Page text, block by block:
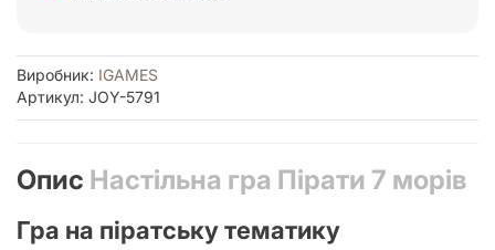
Виробник: IGAMES
Артикул: JOY-5791
Опис Настільна гра Пірати 7 морів
Гра на піратську тематику